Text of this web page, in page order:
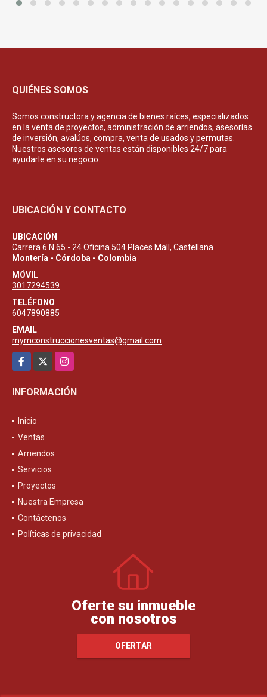
QUIÉNES SOMOS
Somos constructora y agencia de bienes raíces, especializados
en la venta de proyectos, administración de arriendos, asesorías
de inversión, avalúos, compra, venta de usados y permutas.
Nuestros asesores de ventas están disponibles 24/7 para
ayudarle en su negocio.
UBICACIÓN Y CONTACTO
UBICACIÓN
Carrera 6 N 65 - 24 Oficina 504 Places Mall, Castellana
Montería - Córdoba - Colombia
MÓVIL
3017294539
TELÉFONO
6047890885
EMAIL
mymconstruccionesventas@gmail.com
Facebook
Instagram
INFORMACIÓN
Inicio
Ventas
Arriendos
Servicios
Proyectos
Nuestra Empresa
Contáctenos
Políticas de privacidad
Oferte su inmueble
con nosotros
OFERTAR